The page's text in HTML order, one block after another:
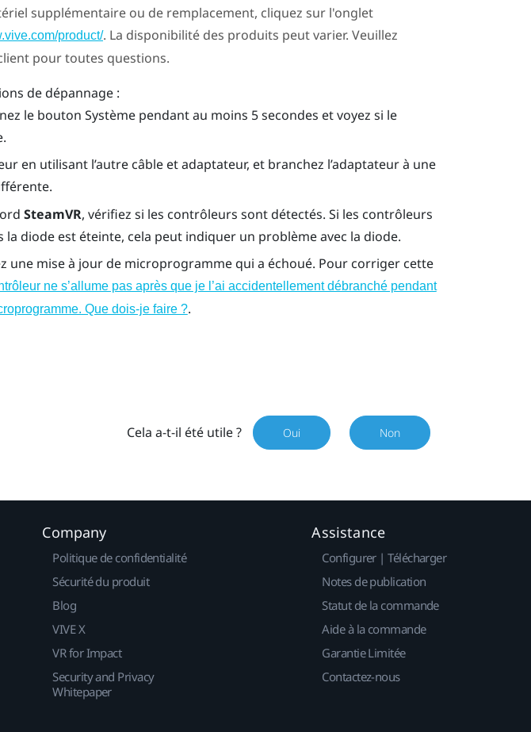
supplémentaire ou de remplacement, cliquez sur l'onglet
product/. La disponibilité des produits peut varier. Veuillez
pour toutes questions.
de dépannage :
le bouton Système pendant au moins 5 secondes et voyez si le
en utilisant l’autre câble et adaptateur, et branchez l’adaptateur à une
SteamVR, vérifiez si les contrôleurs sont détectés. Si les contrôleurs
la diode est éteinte, cela peut indiquer un problème avec la diode.
une mise à jour de microprogramme qui a échoué. Pour corriger cette
ne s’allume pas après que je l’ai accidentellement débranché pendant
Que dois-je faire ?.
Cela a-t-il été utile ? Oui Non
Company
Politique de confidentialité
Sécurité du produit
Blog
VIVE X
VR for Impact
Security and Privacy
Whitepaper
Assistance
Configurer | Télécharger
Notes de publication
Statut de la commande
Aide à la commande
Garantie Limitée
Contactez-nous